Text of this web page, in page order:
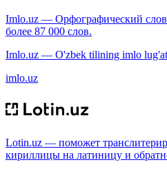
Imlo.uz — Орфографический
более 87 000 слов.
Imlo.uz — O'zbek tilining imlo
imlo.uz
Lotin.uz — поможет
кириллицы на латиницу и